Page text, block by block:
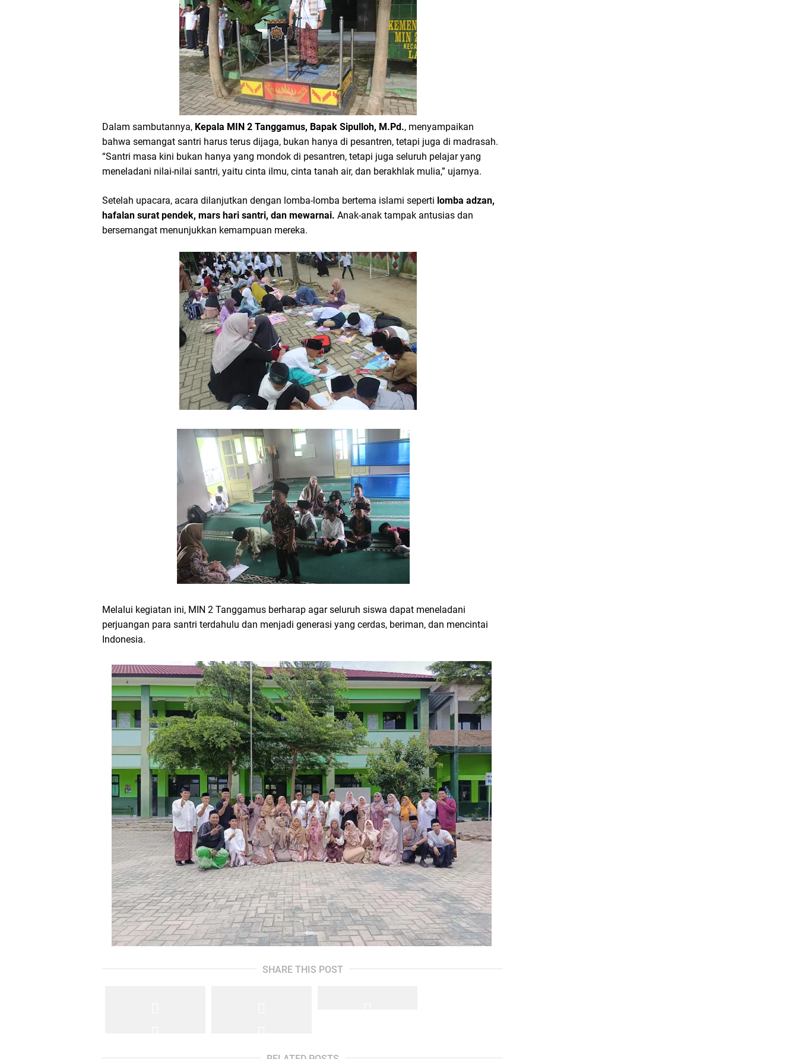
Dalam sambutannya, Kepala MIN 2 Tanggamus, Bapak Sipulloh, M.Pd., menyampaikan
bahwa semangat santri harus terus dijaga, bukan hanya di pesantren, tetapi juga di madrasah.
“Santri masa kini bukan hanya yang mondok di pesantren, tetapi juga seluruh pelajar yang
meneladani nilai-nilai santri, yaitu cinta ilmu, cinta tanah air, dan berakhlak mulia,” ujarnya.
Setelah upacara, acara dilanjutkan dengan lomba-lomba bertema islami seperti lomba adzan,
hafalan surat pendek, mars hari santri, dan mewarnai. Anak-anak tampak antusias dan
bersemangat menunjukkan kemampuan mereka.
Melalui kegiatan ini, MIN 2 Tanggamus berharap agar seluruh siswa dapat meneladani
perjuangan para santri terdahulu dan menjadi generasi yang cerdas, beriman, dan mencintai
Indonesia.
SHARE THIS POST